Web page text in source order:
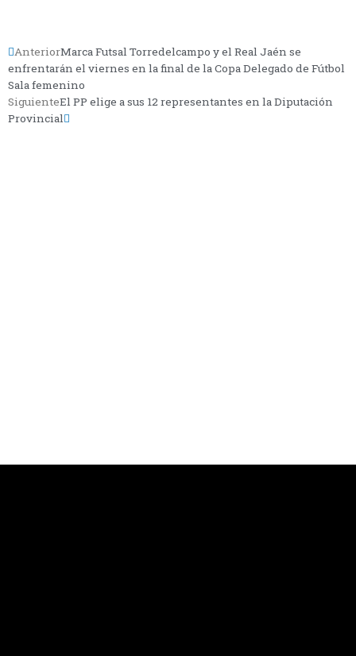
AnteriorMarca Futsal Torredelcampo y el Real Jaén se
enfrentarán el viernes en la final de la Copa Delegado de Fútbol
Sala femenino
SiguienteEl PP elige a sus 12 representantes en la Diputación
Provincial